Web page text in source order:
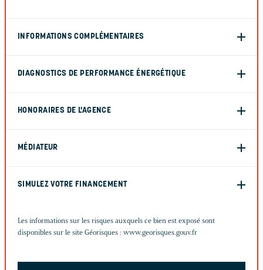
INFORMATIONS COMPLÉMENTAIRES
DIAGNOSTICS DE PERFORMANCE ÉNERGÉTIQUE
HONORAIRES DE L'AGENCE
MÉDIATEUR
SIMULEZ VOTRE FINANCEMENT
Les informations sur les risques auxquels ce bien est exposé sont
disponibles sur le site Géorisques : www.georisques.gouv.fr